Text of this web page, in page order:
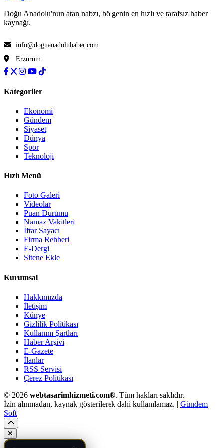
Doğu Anadolu'nun atan nabzı, bölgenin en hızlı ve tarafsız haber
kaynağı.
info@doguanadoluhaber.com
Erzurum
Kategoriler
Ekonomi
Gündem
Siyaset
Dünya
Spor
Teknoloji
Hızlı Menü
Foto Galeri
Videolar
Puan Durumu
Namaz Vakitleri
İftar Sayacı
Firma Rehberi
E-Dergi
Sitene Ekle
Kurumsal
Hakkımızda
İletişim
Künye
Gizlilik Politikası
Kullanım Şartları
Haber Arşivi
E-Gazete
İlanlar
RSS Servisi
Çerez Politikası
© 2026 webtasarimhizmeti.com®. Tüm hakları saklıdır.
İzin alınmadan, kaynak gösterilerek dahi kullanılamaz. | Gündem
Soft